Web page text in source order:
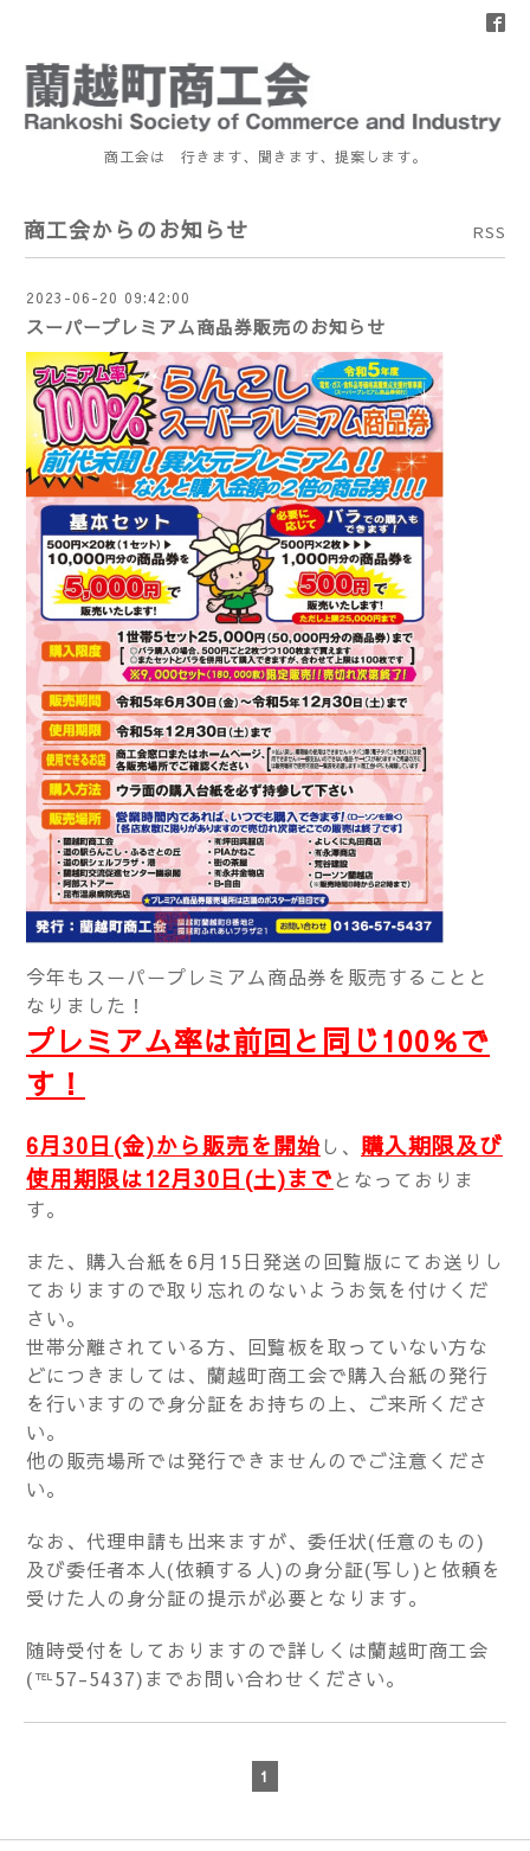
商工会は 行きます、聞きます、提案します。
商工会からのお知らせ RSS
2023-06-20 09:42:00
スーパープレミアム商品券販売のお知らせ
今年もスーパープレミアム商品券を販売することと
なりました！
プレミアム率は前回と同じ100％で
す！
6月30日(金)から販売を開始し、 購入期限及び
使用期限は12月30日(土)までとなっておりま
す。
また、購入台紙を6月15日発送の回覧版にてお送りし
ておりますので取り忘れのないようお気を付けくだ
さい。
世帯分離されている方、回覧板を取っていない方な
どにつきましては、蘭越町商工会で購入台紙の発行
を行いますので身分証をお持ちの上、ご来所くださ
い。
他の販売場所では発行できませんのでご注意くださ
い。
なお、代理申請も出来ますが、委任状(任意のもの)
及び委任者本人(依頼する人)の身分証(写し)と依頼を
受けた人の身分証の提示が必要となります。
随時受付をしておりますので詳しくは蘭越町商工会
(℡57-5437)までお問い合わせください。
1